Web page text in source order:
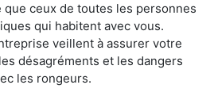
que ceux de toutes les personnes
qui habitent avec vous.
veillent à assurer votre
désagréments et les dangers
les rongeurs.